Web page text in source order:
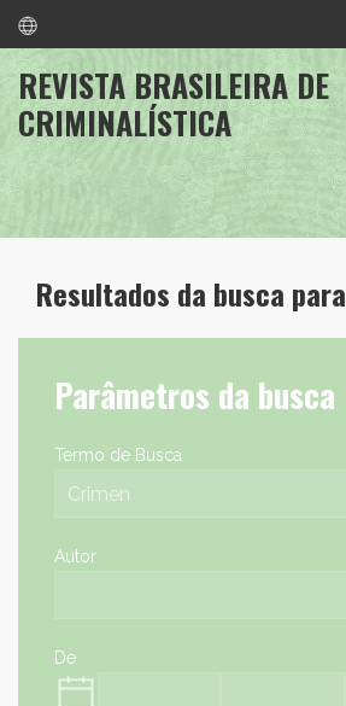
REVISTA BRASILEIRA DE
CRIMINALÍSTICA
Resultados da busca para
Parâmetros da busca
Termo de Busca
Autor
De